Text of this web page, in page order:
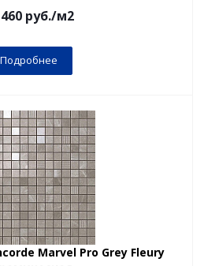
руб./м2
Подробнее
Marvel Pro Grey Fleury